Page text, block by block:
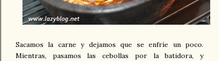
Sacamos la carne y dejamos que se enfríe un poco.
Mientras, pasamos las cebollas por la batidora, y